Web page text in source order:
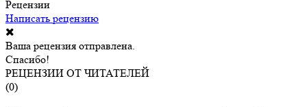
Рецензии
Написать рецензию
Ваша рецензия отправлена.
Спасибо!
РЕЦЕНЗИИ ОТ ЧИТАТЕЛЕЙ
(0)